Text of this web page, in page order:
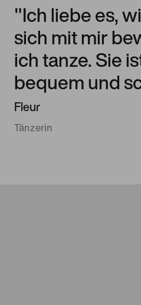
"Ich liebe es,
sich mit mir
ich tanze. Sie
bequem und
Fleur
Tänzerin